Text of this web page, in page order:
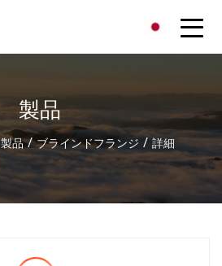
製品
製品 / ブラインドフランジ / 詳細